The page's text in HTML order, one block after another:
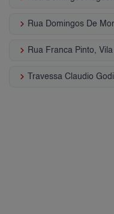
keyboard_arrow_right Rua Domingos De
keyboard_arrow_right Rua Franca Pinto,
keyboard_arrow_right Travessa Claudio